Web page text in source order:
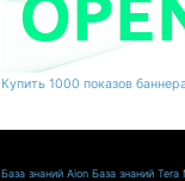
Купить 1000 показов
База знаний Aion База знаний Tera